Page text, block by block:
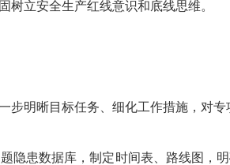
立安全生产红线意识和底线思维。
明晰目标任务、细化工作措施，对专
患数据库，制定时间表、路线图，